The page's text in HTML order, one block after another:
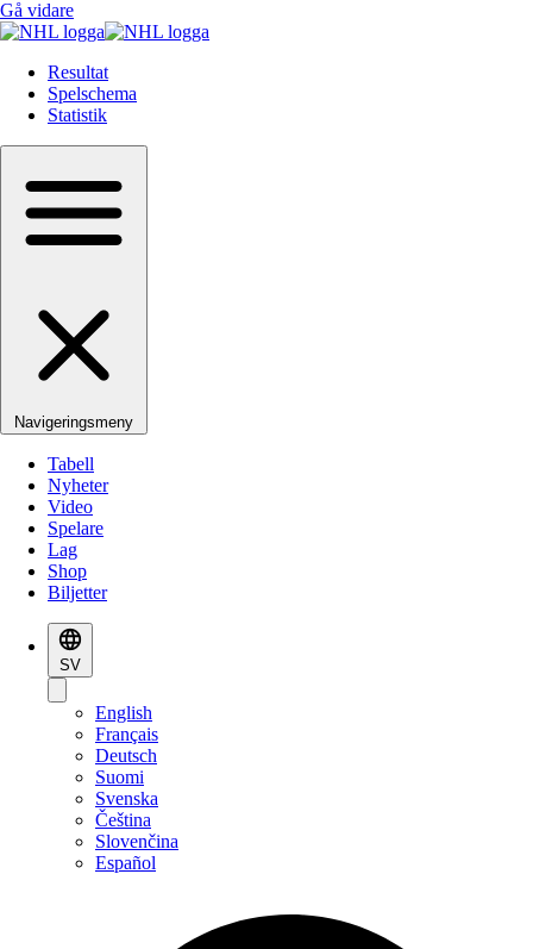
Gå vidare
Resultat
Spelschema
Statistik
Navigeringsmeny
Tabell
Nyheter
Video
Spelare
Lag
Shop
Biljetter
SV
English
Français
Deutsch
Suomi
Svenska
Čeština
Slovenčina
Español